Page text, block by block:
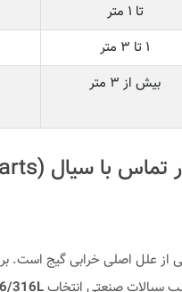
تا ۱ متر
۱ تا ۳ متر
بیش از ۳ متر
از علل اصلی خرابی گیج است.
سیالات صنعتی انتخاب316L